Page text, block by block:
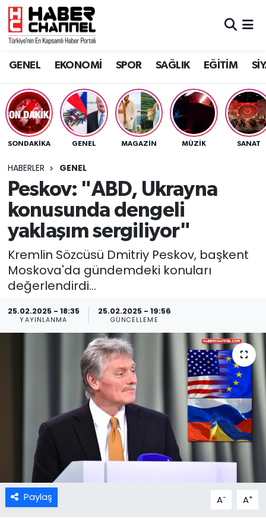
GENEL EKONOMİ SPOR SAĞLIK EĞİTİM
SONDAKIKA GENEL MAGAZİN MÜZİK SANAT
HABERLER GENEL
Peskov: "ABD, Ukrayna
konusunda dengeli
yaklaşım sergiliyor"
Kremlin Sözcüsü Dmitriy Peskov, başkent
Moskova'da gündemdeki konuları
değerlendirdi...
25.02.2025 - 18:35
YAYINLANMA
25.02.2025 - 19:56
GÜNCELLEME
Paylaş A- A+
GENEL
SPOR
SAĞLIK
EĞİTİM
SİYASET
MAGAZİN
Nöbetçi Eczaneler
Trafik Durumu
Süper Lig Puan Durumu ve Fikstür
Tüm Manşetler
Son Dakika Haberleri
Haber Arşivi